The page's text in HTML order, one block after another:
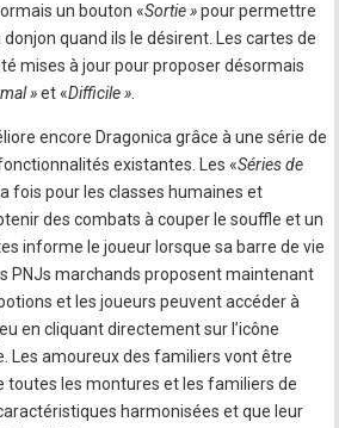
un bouton «Sortie »pour permettre
quand ils le désirent. Les cartes de
mises à jour pour proposer désormais
»et «Difficile »
encore Dragonica grâce à une série de
existantes. Les «Séries de
fois pour les classes humaines et
des combats à couper le souffle et un
informe le joueur lorsque sa barre de vie
PNJs marchands proposent maintenant
et les joueurs peuvent accéder à
en cliquant directement sur l’icône
Les amoureux des familiers vont être
toutes les montures et les familiers de
harmonisées et que leur